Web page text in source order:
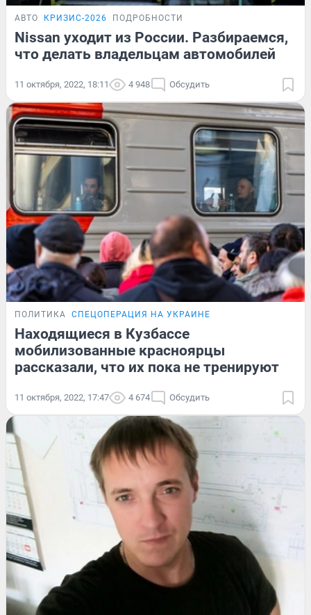
АВТО КРИЗИС-2026 ПОДРОБНОСТИ
Nissan уходит из России. Разбираемся,
что делать владельцам автомобилей
11 октября, 2022, 18:11 4 948 Обсудить
ПОЛИТИКА СПЕЦОПЕРАЦИЯ НА УКРАИНЕ
Находящиеся в Кузбассе
мобилизованные красноярцы
рассказали, что их пока не тренируют
11 октября, 2022, 17:47 4 674 Обсудить